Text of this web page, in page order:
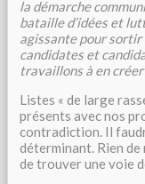
la démarche
bataille d’idées et
agissante pour sortir
candidates et
travaillons à en
Listes « de large
présents avec nos
contradiction. Il
déterminant. Rien
de trouver une voie